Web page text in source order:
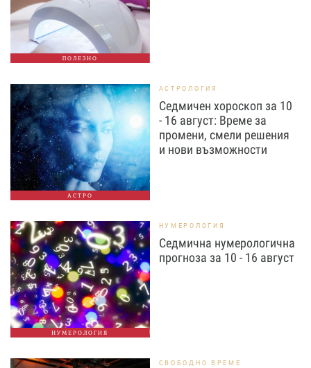
ПОЛЕЗНО
АСТРО
АСТРОЛОГИЯ
Седмичен хороскоп за 10
- 16 август: Време за
промени, смели решения
и нови възможности
НУМЕРОЛОГИЯ
НУМЕРОЛОГИЯ
Седмична нумерологична
прогноза за 10 - 16 август
СВОБОДНО ВРЕМЕ